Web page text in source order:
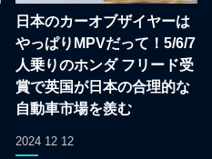
日本のカーオブザイヤーは
やっぱりMPVだって！5/6/7
人乗りのホンダ フリード受
賞で英国が日本の合理的な
自動車市場を羨む
2024 12 12